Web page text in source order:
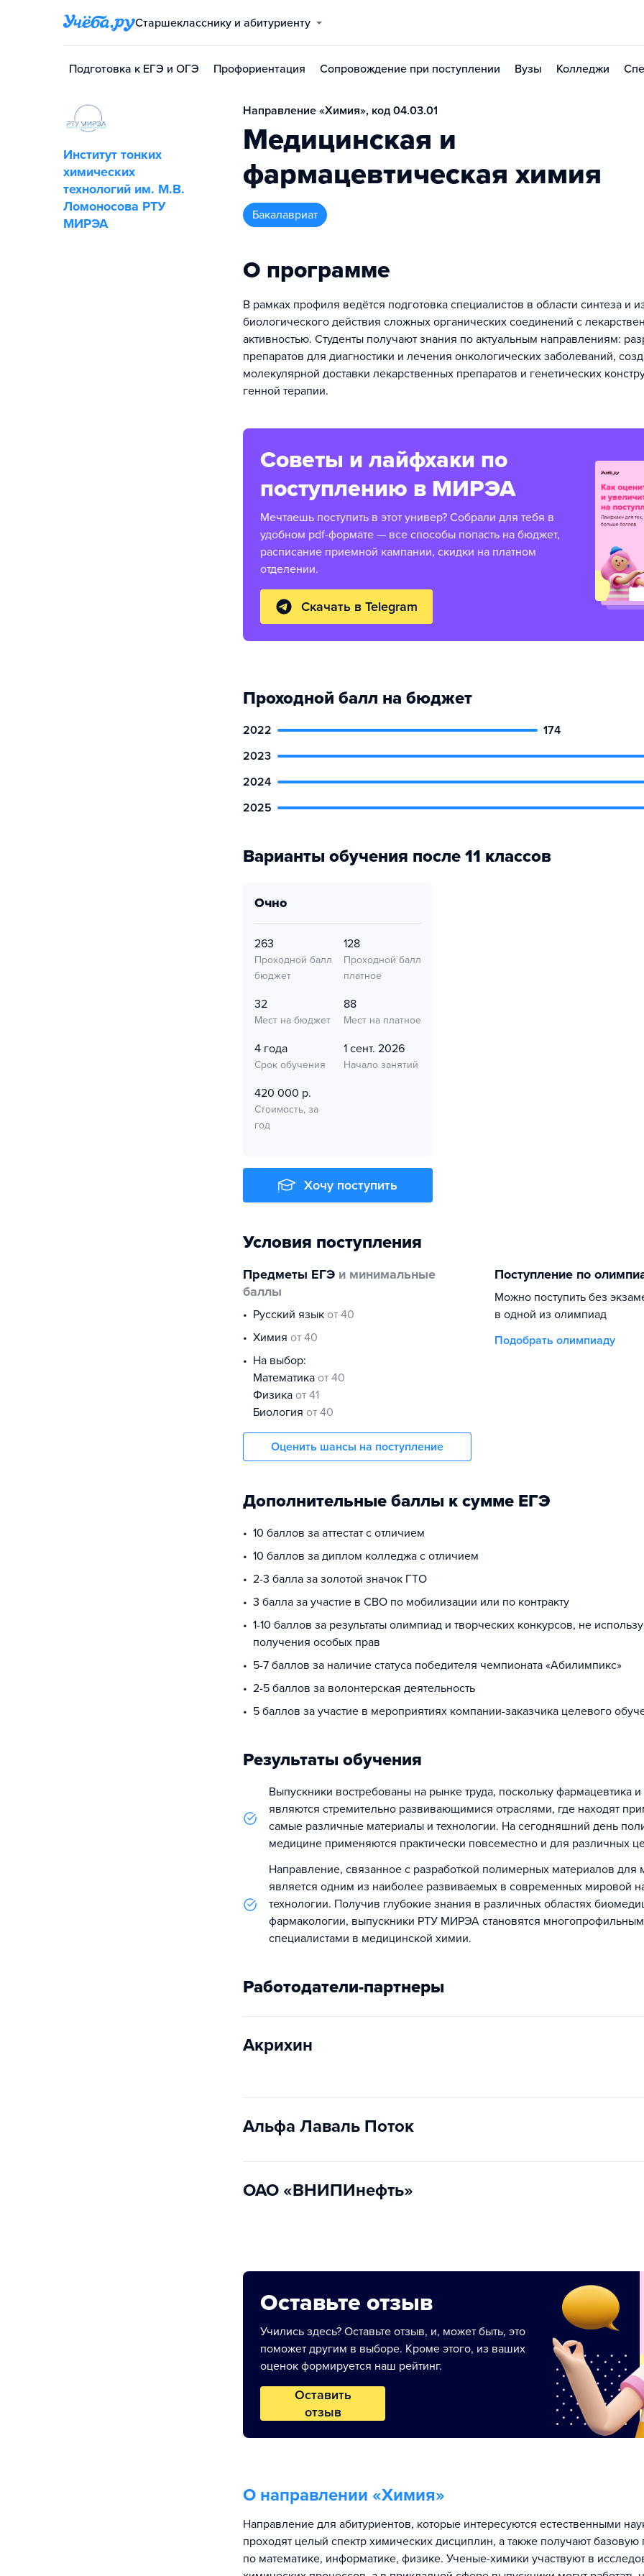
Старшекласснику и абитуриенту
Подготовка к ЕГЭ и ОГЭ Профориентация Сопровождение при поступлении Вузы Колледжи
Институт тонких
химических
технологий им. М.В.
Ломоносова РТУ
МИРЭА
Направление «Химия», код 04.03.01
Медицинская и
фармацевтическая химия
бакалавриат
О программе
В рамках профиля ведётся подготовка специалистов в области синтеза и
биологического действия сложных органических соединений с
активностью. Студенты получают знания по актуальным направлениям:
препаратов для диагностики и лечения онкологических заболеваний,
молекулярной доставки лекарственных препаратов и генетических
генной терапии.
Советы и лайфхаки по
поступлению в МИРЭА
Мечтаешь поступить в этот универ? Собрали для тебя в
удобном pdf-формате — все способы попасть на бюджет,
расписание приемной кампании, скидки на платном
отделении.
Скачать в Telegram
Проходной балл на бюджет
2022
174
2023
2024
2025
Варианты обучения после 11 классов
очно
263
Проходной балл
бюджет
128
Проходной балл
платное
32
Мест на бюджет
88
Мест на платное
4 года
Срок обучения
1 сент. 2026
Начало занятий
420 000 р.
Стоимость, за
год
Хочу поступить
Условия поступления
Предметы ЕГЭ и минимальные
баллы
русский язык от 40
химия от 40
На выбор:
математика от 40
физика от 41
биология от 40
Оценить шансы на поступление
Поступление по
Можно поступить без
в одной из олимпиад
Подобрать олимпиаду
Дополнительные баллы к сумме ЕГЭ
10 баллов за аттестат с отличием
10 баллов за диплом колледжа с отличием
2-3 балла за золотой значок ГТО
3 балла за участие в СВО по мобилизации или по контракту
1-10 баллов за результаты олимпиад и творческих конкурсов, не
получения особых прав
5-7 баллов за наличие статуса победителя чемпионата «Абилимпикс»
2-5 баллов за волонтерская деятельность
5 баллов за участие в мероприятиях компании-заказчика целевого
Результаты обучения
Выпускники востребованы на рынке труда, поскольку фармацевтика
являются стремительно развивающимися отраслями, где находят
самые различные материалы и технологии. На сегодняшний день
медицине применяются практически повсеместно и для различных
Направление, связанное с разработкой полимерных материалов для
является одним из наиболее развиваемых в современных мировой
технологии. Получив глубокие знания в различных областях
фармакологии, выпускники РТУ МИРЭА становятся
специалистами в медицинской химии.
Работодатели-партнеры
Акрихин
Альфа Лаваль Поток
ОАО «ВНИПИнефть»
Оставьте отзыв
Учились здесь? Оставьте отзыв, и, может быть, это
поможет другим в выборе. Кроме этого, из ваших
оценок формируется наш рейтинг.
Оставить
отзыв
О направлении «Химия»
Направление для абитуриентов, которые интересуются естественными
проходят целый спектр химических дисциплин, а также получают базовую
по математике, информатике, физике. Ученые-химики участвуют в